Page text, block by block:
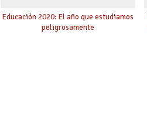
Educación 2020: El año que estudiamos
peligrosamente